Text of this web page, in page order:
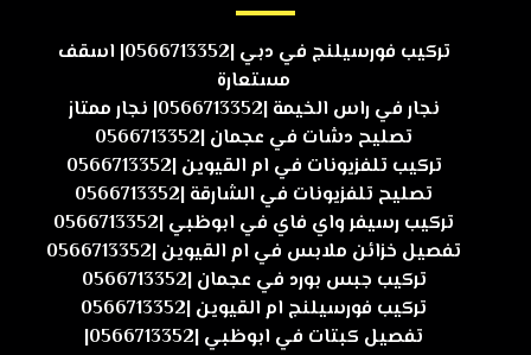
تركيب فورسيلنج في دبي |0566713352| اسقف
مستعارة
نجار في راس الخيمة |0566713352| نجار ممتاز
تصليح دشات في عجمان |0566713352
تركيب تلفزيونات في ام القيوين |0566713352
تصليح تلفزيونات في الشارقة |0566713352
تركيب رسيفر واي فاي في ابوظبي |0566713352
تفصيل خزائن ملابس في ام القيوين |0566713352
تركيب جبس بورد في عجمان |0566713352
تركيب فورسيلنج ام القيوين |0566713352
تفصيل كبتات في ابوظبي |0566713352|